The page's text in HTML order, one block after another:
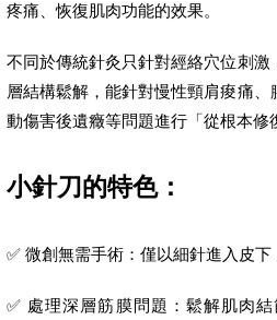
疼痛、恢復肌肉功能的效果。
不同於傳統針灸只針對經絡穴位刺
層結構鬆解，能針對慢性頸肩痠痛
動傷害後遺癥等問題進行「從根本修
小針刀的特色：
✅ 微創無需手術：僅以細針進入皮下
✅ 處理深層筋膜問題：鬆解肌肉